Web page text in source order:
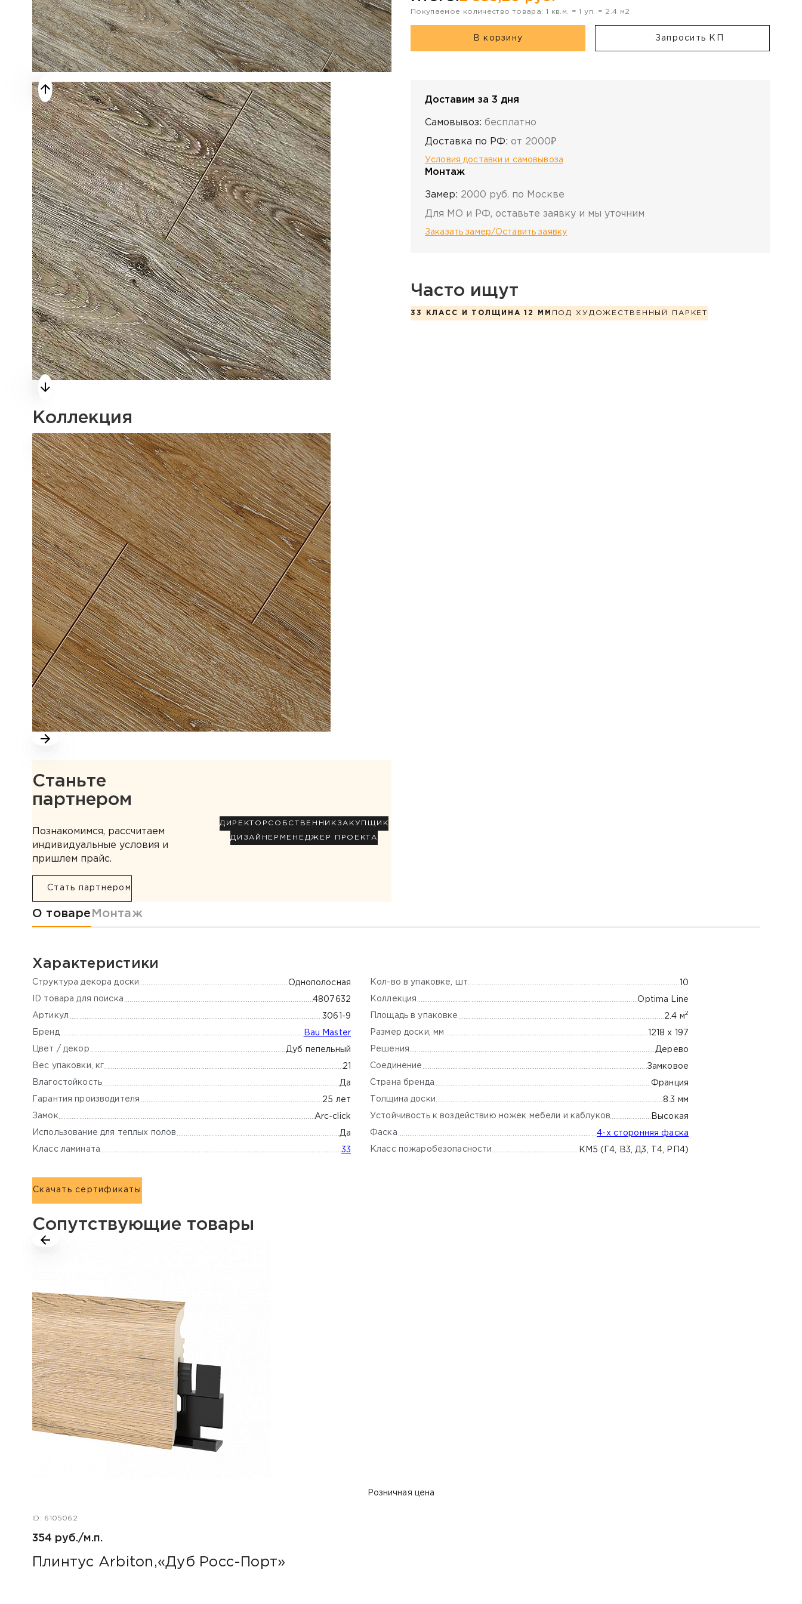
Коллекция
Станьте
партнером
Познакомимся, рассчитаем
индивидуальные условия и
пришлем прайс.
Стать партнером
ДИРЕКТОР СОБСТВЕННИК ЗАКУПЩИК
ДИЗАЙНЕР МЕНЕДЖЕР ПРОЕКТА
Покупаемое количество товара: 1 кв.м. =1 уп. = 2.4 м2
В корзину Запросить КП
Доставим за 3 дня
Самовывоз: бесплатно
Доставка по РФ: от 2000₽
Условия доставки и самовывоза
Монтаж
Замер: 2000 руб. по Москве
Для МО и РФ, оставьте заявку и мы уточним
Заказать замер/Оставить заявку
Часто ищут
33 КЛАСС И ТОЛЩИНА 12 ММ ПОД ХУДОЖЕСТВЕННЫЙ ПАРКЕТ
Информация о товаре
О товаре Монтаж
Характеристики
Cтруктура декора доски Однополосная
ID товара для поиска 4807632
Артикул 3061-9
Бренд Bau Master
Цвет / декор Дуб пепельный
Вес упаковки, кг 21
Влагостойкость Да
Гарантия производителя 25 лет
Замок Arc-click
Использование для теплых полов Да
Класс ламината 33
Кол-во в упаковке, шт 10
Коллекция Optima Line
Площадь в упаковке 2.4 м2
Размер доски, мм 1218 x 197
Решения Дерево
Соединение Замковое
Страна бренда Франция
Толщина доски 8.3 мм
Устойчивость к воздействию ножек мебели и каблуков Высокая
Фаска 4-х сторонняя фаска
Класс пожаробезопасности КМ5 (Г4, В3, Д3, Т4, РП4)
Скачать сертификаты
Сопутствующие товары
Розничная цена
ID: 6105062
354 руб./м.п.
Плинтус Arbiton,«Дуб Росс-Порт»